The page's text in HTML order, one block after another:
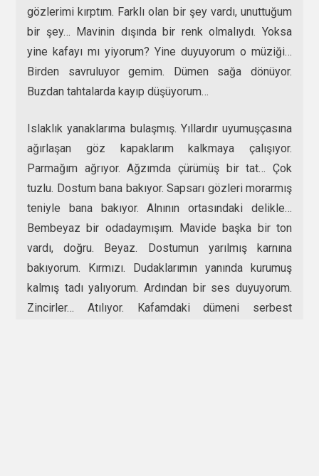
gözlerimi kırptım. Farklı olan bir şey vardı, unuttuğum
bir şey… Mavinin dışında bir renk olmalıydı. Yoksa
yine kafayı mı yiyorum? Yine duyuyorum o müziği…
Birden savruluyor gemim. Dümen sağa dönüyor.
Buzdan tahtalarda kayıp düşüyorum…
Islaklık yanaklarıma bulaşmış. Yıllardır uyumuşçasına
ağırlaşan göz kapaklarım kalkmaya çalışıyor.
Parmağım ağrıyor. Ağzımda çürümüş bir tat… Çok
tuzlu. Dostum bana bakıyor. Sapsarı gözleri morarmış
teniyle bana bakıyor. Alnının ortasındaki delikle…
Bembeyaz bir odadaymışım. Mavide başka bir ton
vardı, doğru. Beyaz. Dostumun yarılmış karnına
bakıyorum. Kırmızı. Dudaklarımın yanında kurumuş
kalmış tadı yalıyorum. Ardından bir ses duyuyorum.
Zincirler… Atılıyor. Kafamdaki dümeni serbest